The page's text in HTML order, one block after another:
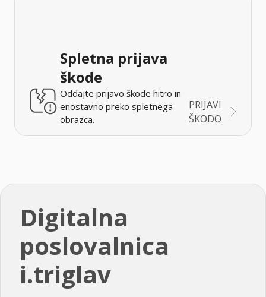
Spletna prijava
škode
Oddajte prijavo škode hitro in
enostavno preko spletnega
obrazca.
PRIJAVI
ŠKODO
Digitalna
poslovalnica
i.triglav